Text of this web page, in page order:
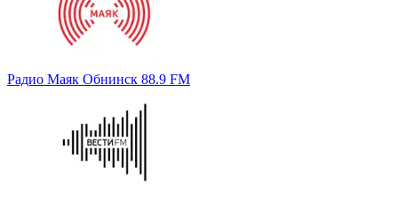
Радио Маяк Обнинск 88.9 FM